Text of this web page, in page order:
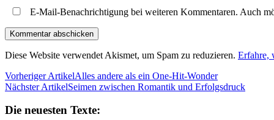
E-Mail-Benachrichtigung bei weiteren Kommentaren. Auch
Diese Website verwendet Akismet, um Spam zu reduzieren. Erfahre,
Vorheriger ArtikelAlles andere als ein One-Hit-Wonder
Nächster ArtikelSeimen zwischen Romantik und Erfolgsdruck
Die neuesten Texte: